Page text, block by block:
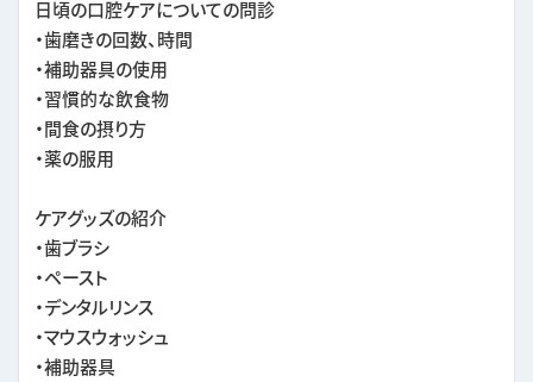
日頃の口腔ケアについての問診
・歯磨きの回数、時間
・補助器具の使用
・習慣的な飲食物
・間食の摂り方
・薬の服用
ケアグッズの紹介
・歯ブラシ
・ペースト
・デンタルリンス
・マウスウォッシュ
・補助器具